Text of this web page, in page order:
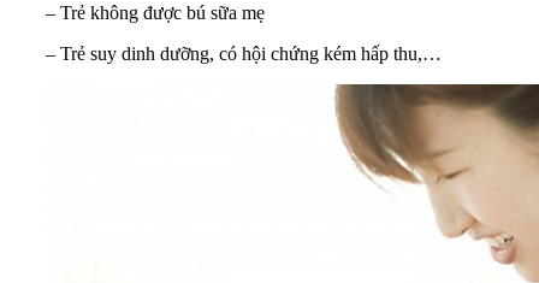
– Trẻ không được bú sữa mẹ
– Trẻ suy dinh dưỡng, có hội chứng kém hấp thu,…